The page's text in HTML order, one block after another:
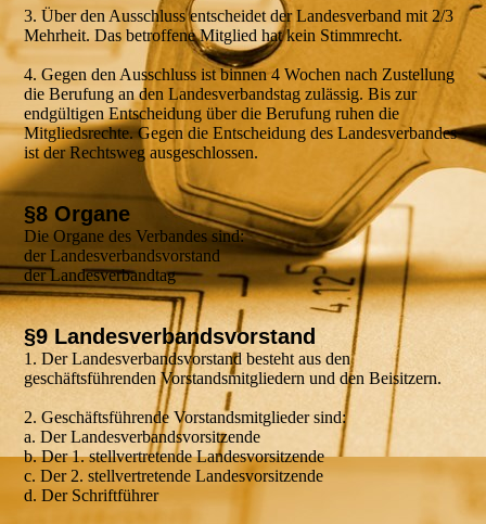
3. Über den Ausschluss entscheidet der Landesverband mit 2/3
Mehrheit. Das betroffene Mitglied hat kein Stimmrecht.
4. Gegen den Ausschluss ist binnen 4 Wochen nach Zustellung
die Berufung an den Landesverbandstag zulässig. Bis zur
endgültigen Entscheidung über die Berufung ruhen die
Mitgliedsrechte. Gegen die Entscheidung des Landesverbandes
ist der Rechtsweg ausgeschlossen.
§8 Organe
Die Organe des Verbandes sind:
der Landesverbandsvorstand
der Landesverbandtag
§9 Landesverbandsvorstand
1. Der Landesverbandsvorstand besteht aus den
geschäftsführenden Vorstandsmitgliedern und den Beisitzern.
2. Geschäftsführende Vorstandsmitglieder sind:
a. Der Landesverbandsvorsitzende
b. Der 1. stellvertretende Landesvorsitzende
c. Der 2. stellvertretende Landesvorsitzende
d. Der Schriftführer